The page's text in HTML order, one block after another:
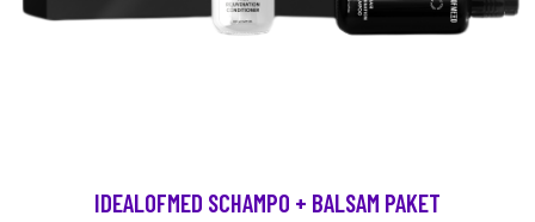
IDEALOFMED SCHAMPO + BALSAM PAKET